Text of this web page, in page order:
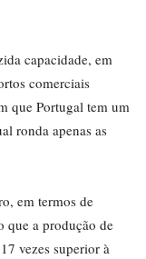
capacidade, em
comerciais
que Portugal tem um
ronda apenas as
em termos de
que a produção de
vezes superior à